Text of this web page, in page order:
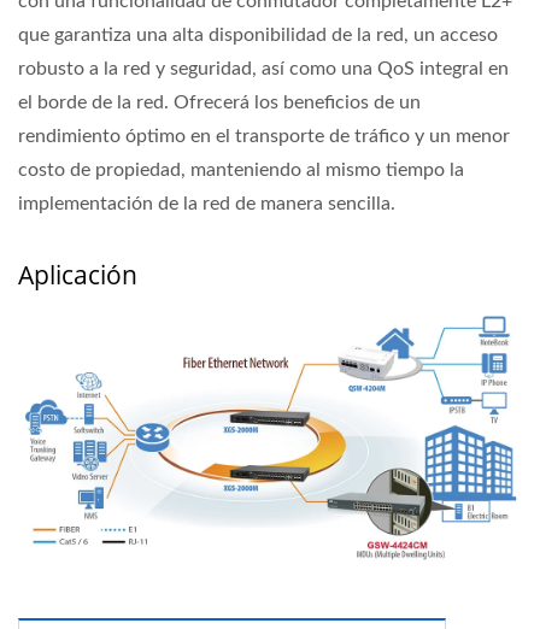
que garantiza una alta disponibilidad de la red, un acceso
robusto a la red y seguridad, así como una QoS integral en
el borde de la red. Ofrecerá los beneficios de un
rendimiento óptimo en el transporte de tráfico y un menor
costo de propiedad, manteniendo al mismo tiempo la
implementación de la red de manera sencilla.
Aplicación